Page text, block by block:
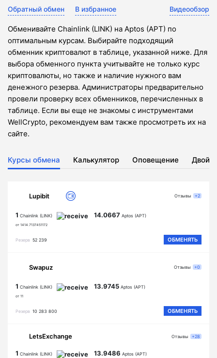
Обратный обмен В избранное Видеообзор
Обменивайте Chainlink (LINK) на Aptos (APT) по
оптимальным курсам. Выбирайте подходящий
обменник криптовалют в таблице, указанной ниже. Для
выбора обменного пункта учитывайте не только курс
криптовалюты, но также и наличие нужного вам
денежного резерва. Администраторы предварительно
провели проверку всех обменников, перечисленных в
таблице. Если вы еще не знакомы с инструментами
WellCrypto, рекомендуем вам также просмотреть их на
сайте.
Курсы обмена Калькулятор Оповещение
Lupibit
1 Chainlink (LINK)
от 1414.7137451172
14.0667 Aptos (APT)
Резерв 52 239 ОБМЕНЯТЬ
Отзывы +2
Swapuz
1 Chainlink (LINK)
от 11
13.9745 Aptos (APT)
Резерв 10 283 800 ОБМЕНЯТЬ
Отзывы +0
LetsExchange
1 Chainlink (LINK) 13.9486 Aptos (APT)
Отзывы +28